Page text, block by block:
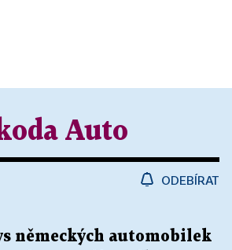
Auto
ODEBÍRAT
německých automobilek